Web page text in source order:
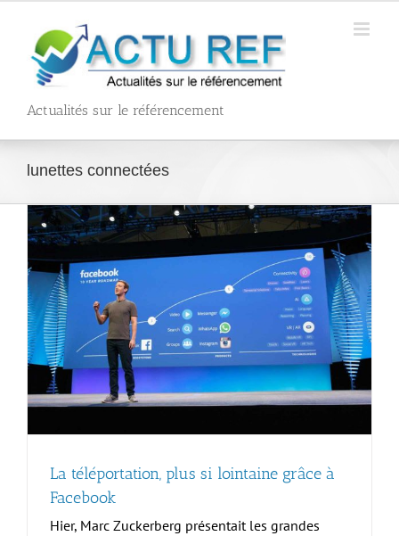
contenu
Actualités sur le référencement
lunettes connectées
La téléportation, plus si lointaine grâce à
Facebook
Hier, Marc Zuckerberg présentait les grandes